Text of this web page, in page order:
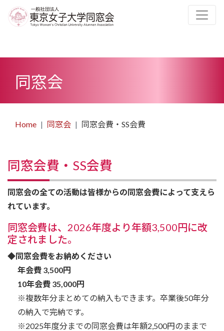
同窓会
Home 同窓会 同窓会費・SS会費
同窓会費・SS会費
同窓会の全ての活動は皆様からの同窓会費によって支えら
れています。
同窓会費は、2026年度より年額3,500円に改
定されました。
◆同窓会費をお納めください
年会費 3,500円
10年会費 35,000円
※複数年分まとめての納入もできます。卒業後50年分
の納入で完納です。
※2025年度分までの同窓会費は年額2,500円のままで